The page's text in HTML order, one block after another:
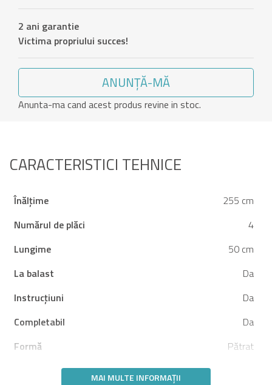
2 ani garantie
Victima propriului succes!
ANUNȚĂ-MĂ
Anunta-ma cand acest produs revine in stoc.
CARACTERISTICI TEHNICE
Înălțime
255 cm
Numărul de plăci
4
Lungime
50 cm
La balast
Da
Instrucțiuni
Da
Completabil
Da
Formă
Pătrat
MAI MULTE INFORMAȚII